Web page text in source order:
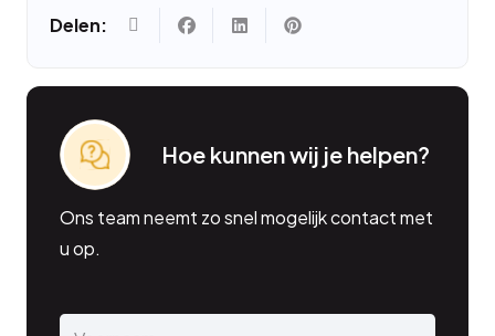
Delen:
Hoe kunnen wij je helpen?
Ons team neemt zo snel mogelijk contact met
u op.
Naam